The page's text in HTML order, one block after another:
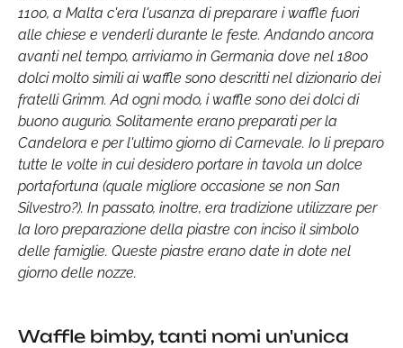
1100, a Malta c'era l'usanza di preparare i waffle fuori
alle chiese e venderli durante le feste. Andando ancora
avanti nel tempo, arriviamo in Germania dove nel 1800
dolci molto simili ai waffle sono descritti nel dizionario dei
fratelli Grimm. Ad ogni modo, i waffle sono dei dolci di
buono augurio. Solitamente erano preparati per la
Candelora e per l'ultimo giorno di Carnevale. Io li preparo
tutte le volte in cui desidero portare in tavola un dolce
portafortuna (quale migliore occasione se non San
Silvestro?). In passato, inoltre, era tradizione utilizzare per
la loro preparazione della piastre con inciso il simbolo
delle famiglie. Queste piastre erano date in dote nel
giorno delle nozze.
Waffle bimby, tanti nomi un'unica